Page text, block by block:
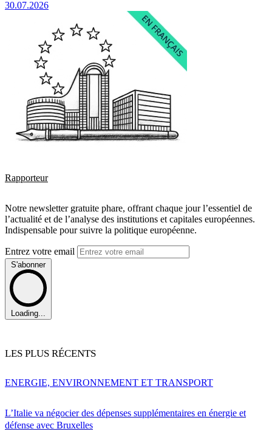
30.07.2026
Rapporteur
Notre newsletter gratuite phare, offrant chaque jour l’essentiel de
l’actualité et de l’analyse des institutions et capitales européennes.
Indispensable pour suivre la politique européenne.
Entrez votre email
S'abonner
Loading...
LES PLUS RÉCENTS
L’Italie va négocier des dépenses supplémentaires en énergie et
défense avec Bruxelles
ENERGIE, ENVIRONNEMENT ET TRANSPORT